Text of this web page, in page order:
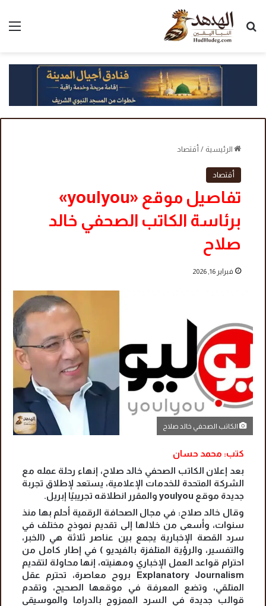
بحث عن
الرئيسية / أقتصاد
أقتصاد
تفاصيل موقع «youlyou»
برئاسة الكاتب الصحفي خالد
صلاح
فبراير 16, 2026
الكاتب الصحفي خالد صلاح
كتب: محمد حسان
بعد إعلان الكاتب الصحفي خالد صلاح، إنهاء رحلة عمله مع
الشركة المتحدة للخدمات الإعلامية، يستعد لإطلاق تجربة
جديدة موقع youlyou والمقرر انطلاقه تجريبيًا إبريل.
وقال خالد صلاح: في مجال الصحافة الرقمية أحلم بها منذ
سنوات، وأسعى من خلالها إلى تقديم نموذج مختلف في
سرد القصة الإخبارية يجمع بين عناصر ثلاثة هي (الخبر،
والتفسير، والرؤية المتلفزة بالفيديو ) في إطار كامل من
احترام قواعد العمل الإخباري ومهنيته، إنها محاولة لتقديم
Explanatory Journalism بروح معاصرة، تحترم عقل
المتلقي، وتضع المعرفة في موقعها الصحيح، وتقدم
قوالب جديدة في السرد الممزوج بالدراما والموسيقى